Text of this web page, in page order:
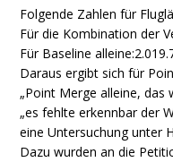
Folgende Zahlen für
Für die Kombination der
Für Baseline
Daraus ergibt sich für
„Point Merge alleine, das
„es fehlte erkennbar der
eine Untersuchung unter
Dazu wurden an die